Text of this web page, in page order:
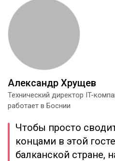
Александр Хрущев
Технический директор IT-
работает в Боснии
Чтобы просто
концами в этой
балканской стране,